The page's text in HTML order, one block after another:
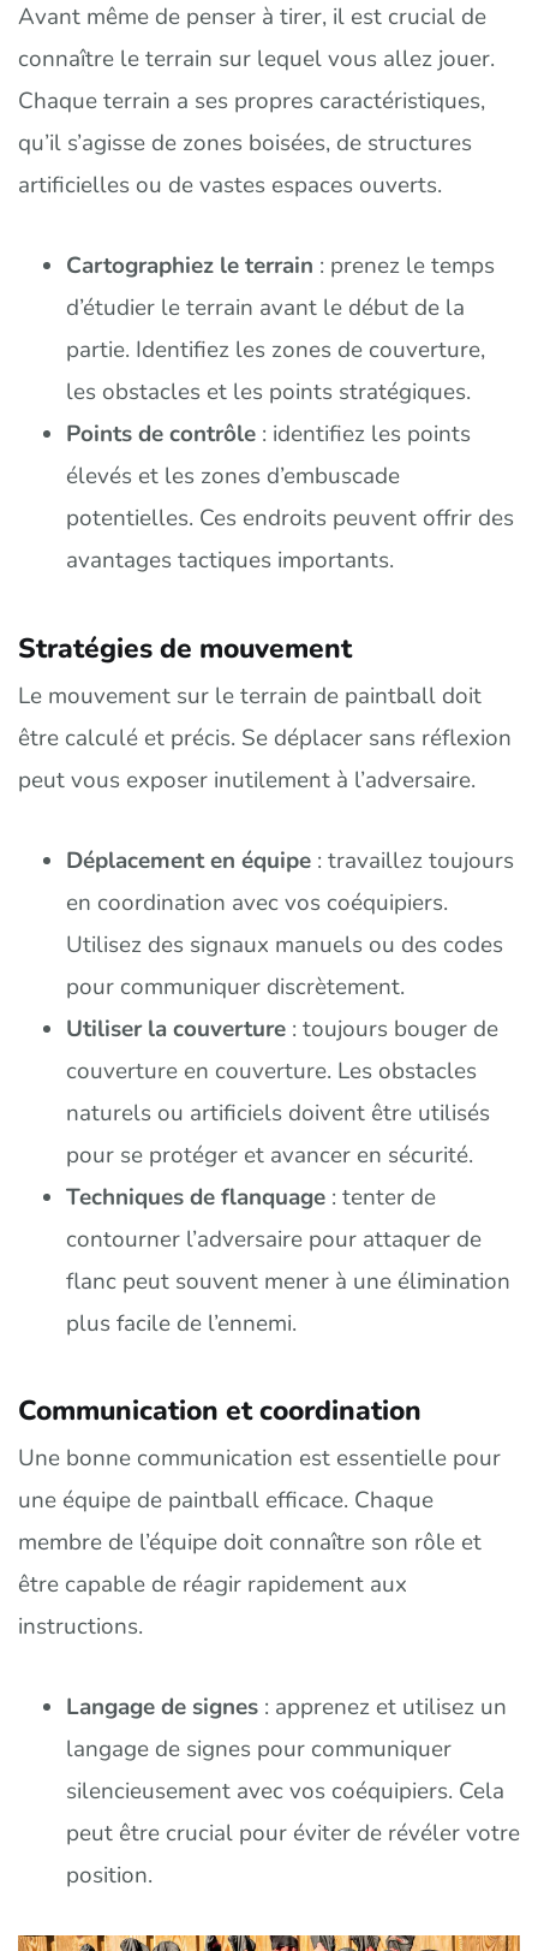
Avant même de penser à tirer, il est crucial de
connaître le terrain sur lequel vous allez jouer.
Chaque terrain a ses propres caractéristiques,
qu’il s’agisse de zones boisées, de structures
artificielles ou de vastes espaces ouverts.
Cartographiez le terrain : prenez le temps
d’étudier le terrain avant le début de la
partie. Identifiez les zones de couverture,
les obstacles et les points stratégiques.
Points de contrôle : identifiez les points
élevés et les zones d’embuscade
potentielles. Ces endroits peuvent offrir des
avantages tactiques importants.
Stratégies de mouvement
Le mouvement sur le terrain de paintball doit
être calculé et précis. Se déplacer sans réflexion
peut vous exposer inutilement à l’adversaire.
Déplacement en équipe : travaillez toujours
en coordination avec vos coéquipiers.
Utilisez des signaux manuels ou des codes
pour communiquer discrètement.
Utiliser la couverture : toujours bouger de
couverture en couverture. Les obstacles
naturels ou artificiels doivent être utilisés
pour se protéger et avancer en sécurité.
Techniques de flanquage : tenter de
contourner l’adversaire pour attaquer de
flanc peut souvent mener à une élimination
plus facile de l’ennemi.
Communication et coordination
Une bonne communication est essentielle pour
une équipe de paintball efficace. Chaque
membre de l’équipe doit connaître son rôle et
être capable de réagir rapidement aux
instructions.
Langage de signes : apprenez et utilisez un
langage de signes pour communiquer
silencieusement avec vos coéquipiers. Cela
peut être crucial pour éviter de révéler votre
position.